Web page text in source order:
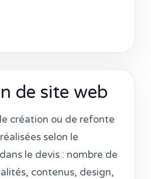
de site web
création ou de refonte
selon le
le devis : nombre de
contenus, design,